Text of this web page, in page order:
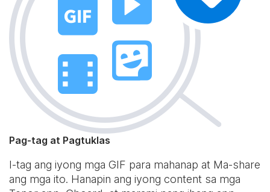
Pag-tag at Pagtuklas
I-tag ang iyong mga GIF para mahanap at Ma-share
ang mga ito. Hanapin ang iyong content sa mga